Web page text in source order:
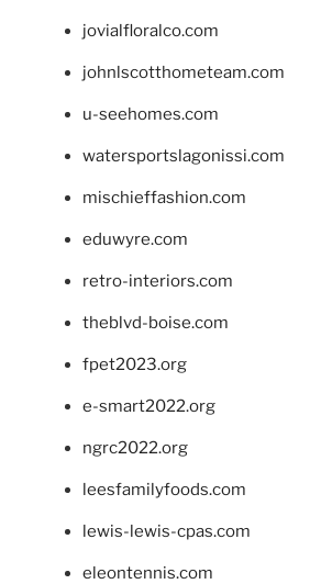
jovialfloralco.com
johnlscotthometeam.com
u-seehomes.com
watersportslagonissi.com
mischieffashion.com
eduwyre.com
retro-interiors.com
theblvd-boise.com
fpet2023.org
e-smart2022.org
ngrc2022.org
leesfamilyfoods.com
lewis-lewis-cpas.com
eleontennis.com